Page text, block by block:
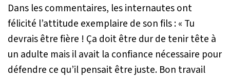
Dans les commentaires, les internautes ont
félicité l’attitude exemplaire de son fils :« Tu
devrais être fière ! Ça doit être dur de tenir tête à
un adulte mais il avait la confiance nécessaire pour
défendre ce qu’il pensait être juste. Bon travail